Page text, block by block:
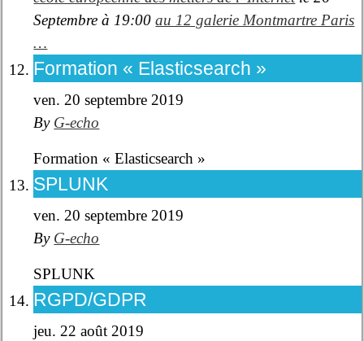
Septembre à 19:00au 12 galerie Montmartre Paris
…
Formation « Elasticsearch »
ven. 20 septembre 2019
By G-echo
Formation « Elasticsearch »
SPLUNK
ven. 20 septembre 2019
By G-echo
SPLUNK
RGPD/GDPR
jeu. 22 août 2019